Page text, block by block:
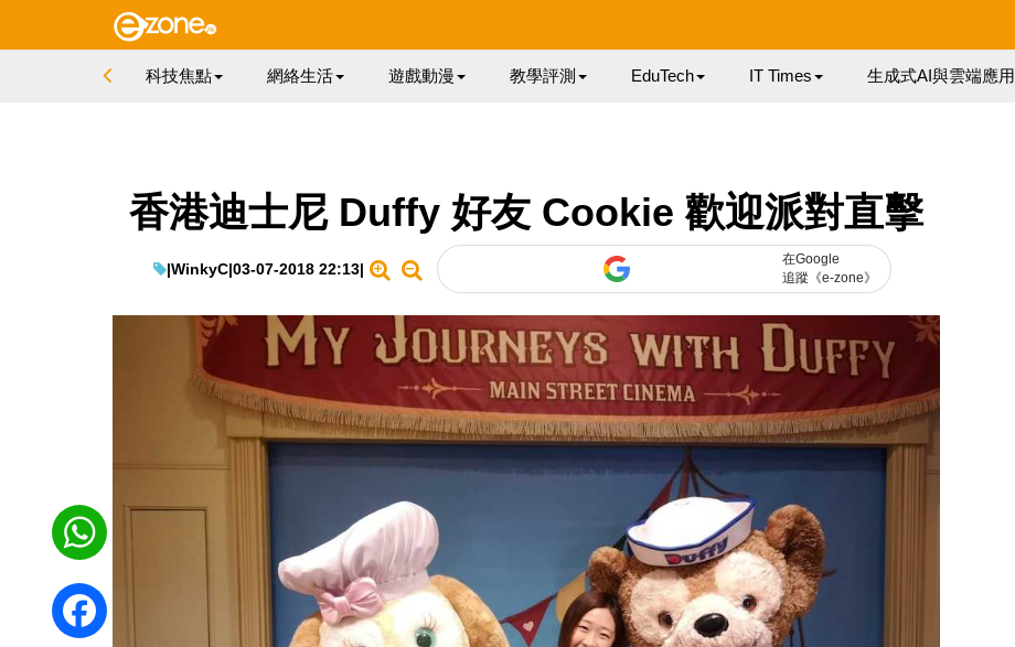
科技焦點 網絡生活 遊戲動漫 教學評測 EduTech IT Times 生成式AI與雲端應用
香港迪士尼 Duffy 好友 Cookie 歡迎派對直擊
|WinkyC|03-07-2018 22:13|
在Google
追蹤《e-zone》
WhatsApp